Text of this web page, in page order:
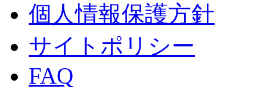
個人情報保護方針
サイトポリシー
FAQ